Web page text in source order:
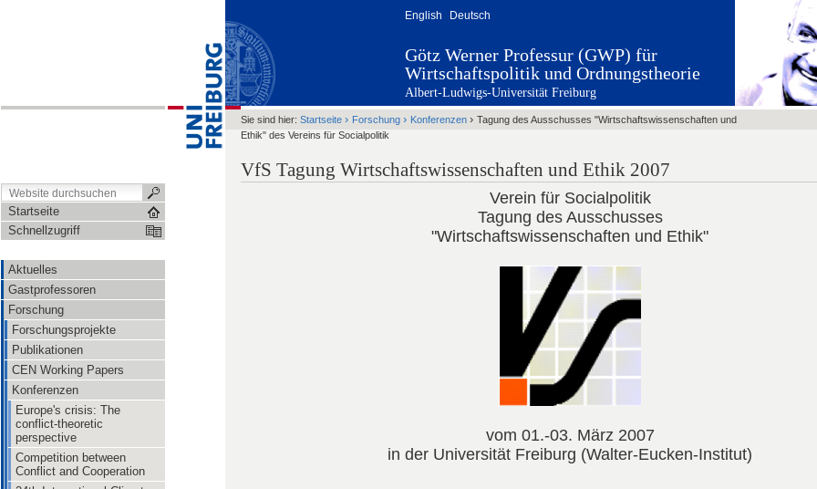
Startseite
Schnellzugriff
Aktuelles
Gastprofessoren
Forschung
Forschungsprojekte
Publikationen
CEN Working Papers
Konferenzen
Europe's crisis: The
conflict-theoretic
perspective
Competition between
Conflict and Cooperation
English Deutsch
Götz Werner Professur (GWP) für
Wirtschaftspolitik und Ordnungstheorie
Albert-Ludwigs-Universität Freiburg
Sie sind hier: Startseite › Forschung › Konferenzen › Tagung des Ausschusses "Wirtschaftswissenschaften und
Ethik" des Vereins für Socialpolitik
VfS Tagung Wirtschaftswissenschaften und Ethik 2007
Verein für Socialpolitik
Tagung des Ausschusses
"Wirtschaftswissenschaften und Ethik"
vom 01.-03. März 2007
in der Universität Freiburg (Walter-Eucken-Institut)